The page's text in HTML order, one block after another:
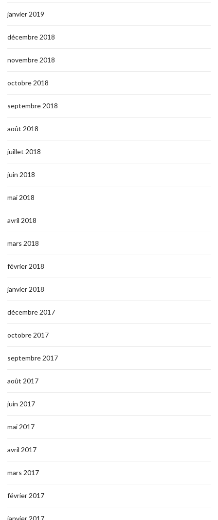
janvier 2019
décembre 2018
novembre 2018
octobre 2018
septembre 2018
août 2018
juillet 2018
juin 2018
mai 2018
avril 2018
mars 2018
février 2018
janvier 2018
décembre 2017
octobre 2017
septembre 2017
août 2017
juin 2017
mai 2017
avril 2017
mars 2017
février 2017
janvier 2017